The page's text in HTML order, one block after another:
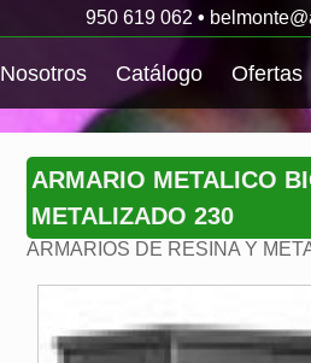
950 619 062 •
Nosotros Catálogo Ofertas
ARMARIO METALICO
METALIZADO 230
ARMARIOS DE RESINA Y